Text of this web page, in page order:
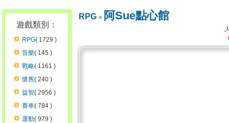
遊戲類別：
RPG( 1729 )
音樂( 145 )
戰略( 1161 )
懷舊( 240 )
益智( 2956 )
賽車( 784 )
運動( 979 )
RPG 阿Sue點心館